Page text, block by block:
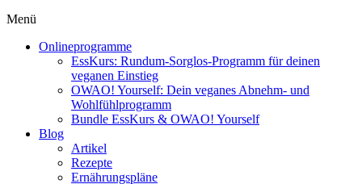
Menü
Onlineprogramme
EssKurs: Rundum-Sorglos-Programm für deinen
veganen Einstieg
OWAO! Yourself: Dein veganes Abnehm- und
Wohlfühlprogramm
Bundle EssKurs & OWAO! Yourself
Blog
Artikel
Rezepte
Ernährungspläne